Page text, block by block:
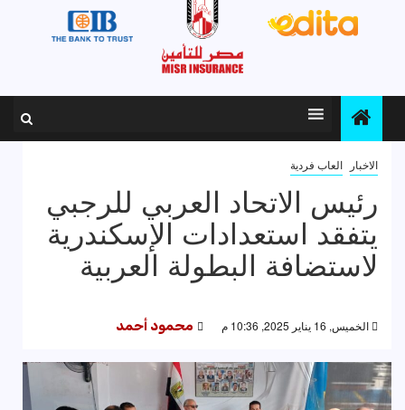
الاخبار العاب فردية
رئيس الاتحاد العربي للرجبي
يتفقد استعدادات الإسكندرية
لاستضافة البطولة العربية
الخميس, 16 يناير 2025, 10:36 م محمود أحمد